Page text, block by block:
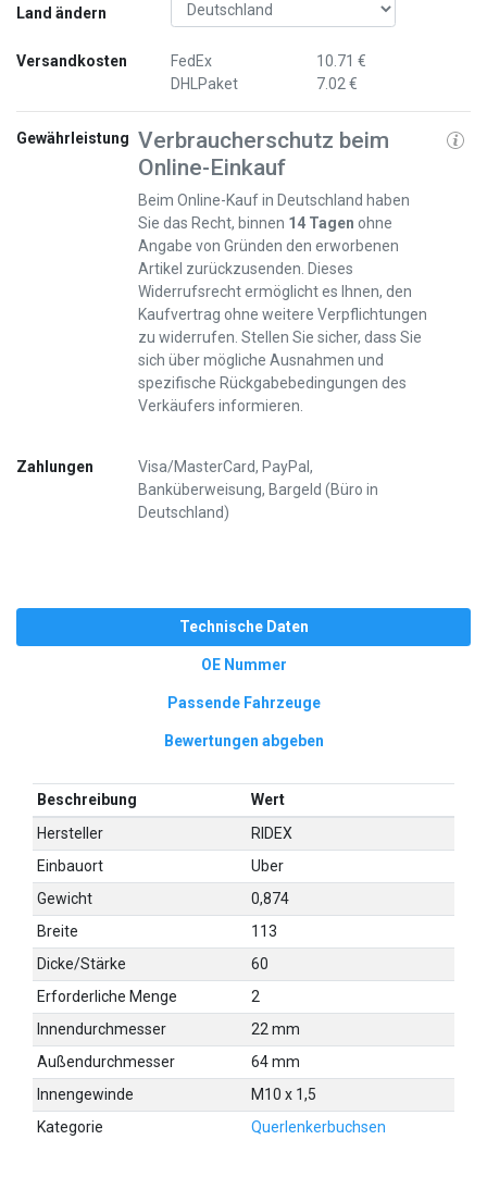
Land ändern
Versandkosten
FedEx
DHLPaket
10.71 €
7.02 €
Gewährleistung Verbraucherschutz beim
Online-Einkauf
Beim Online-Kauf in Deutschland haben
Sie das Recht, binnen 14 Tagen ohne
Angabe von Gründen den erworbenen
Artikel zurückzusenden. Dieses
Widerrufsrecht ermöglicht es Ihnen, den
Kaufvertrag ohne weitere Verpflichtungen
zu widerrufen. Stellen Sie sicher, dass Sie
sich über mögliche Ausnahmen und
spezifische Rückgabebedingungen des
Verkäufers informieren.
Zahlungen
Visa/MasterCard, PayPal,
Banküberweisung, Bargeld (Büro in
Deutschland)
Technische Daten
OE Nummer
Passende Fahrzeuge
Bewertungen abgeben
Beschreibung
Wert
Hersteller
RIDEX
Einbauort
Uber
Gewicht
0,874
Breite
113
Dicke/Stärke
60
Erforderliche Menge
2
Innendurchmesser
22 mm
Außendurchmesser
64 mm
Innengewinde
M10 x 1,5
Kategorie
Querlenkerbuchsen